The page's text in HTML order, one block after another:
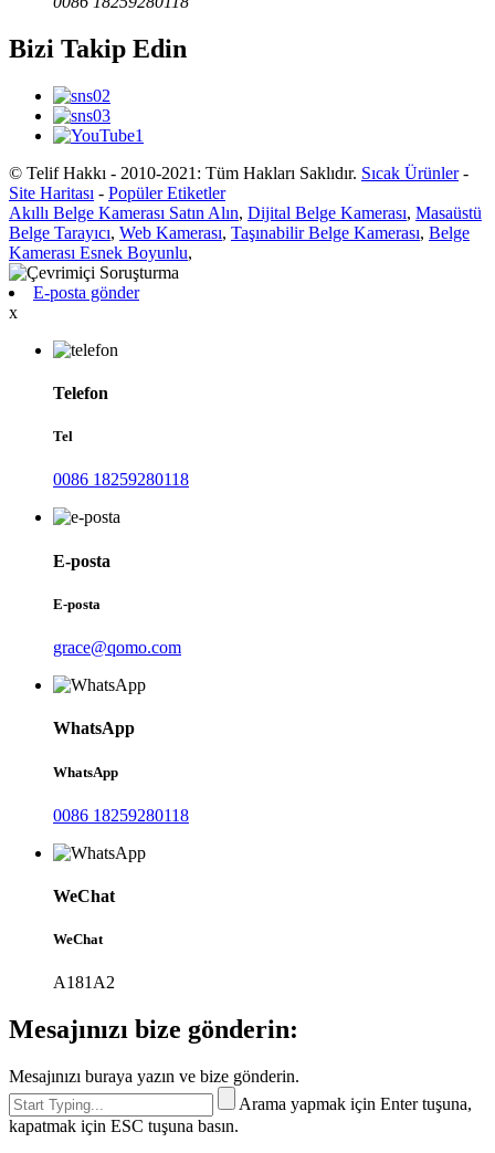
Bizi Takip Edin
© Telif Hakkı - 2010-2021: Tüm Hakları Saklıdır. Sıcak Ürünler-
Site Haritası - Popüler Etiketler
Akıllı Belge Kamerası Satın Alın, Dijital Belge Kamerası, Masaüstü
Belge Tarayıcı, Web Kamerası, Taşınabilir Belge Kamerası, Belge
Kamerası Esnek Boyunlu,
E-posta gönder
x
Telefon
Tel
0086 18259280118
E-posta
E-posta
grace@qomo.com
WhatsApp
WhatsApp
0086 18259280118
WeChat
WeChat
A181A2
Mesajınızı bize gönderin:
Mesajınızı buraya yazın ve bize gönderin.
Arama yapmak için Enter tuşuna,
kapatmak için ESC tuşuna basın.